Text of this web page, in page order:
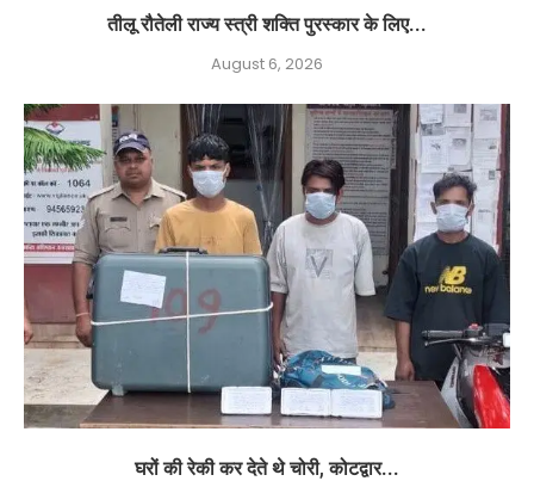
तीलू रौतेली राज्य स्त्री शक्ति पुरस्कार के लिए...
August 6, 2026
घरों की रेकी कर देते थे चोरी, कोटद्वार...